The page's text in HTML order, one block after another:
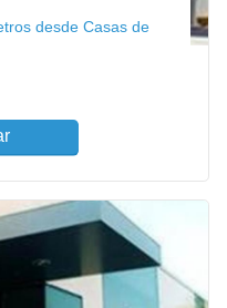
desde Casas de